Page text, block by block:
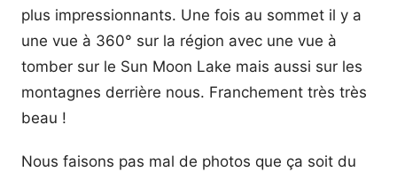
plus impressionnants. Une fois au sommet il y a
une vue à 360° sur la région avec une vue à
tomber sur le Sun Moon Lake mais aussi sur les
montagnes derrière nous. Franchement très très
beau !
Nous faisons pas mal de photos que ça soit du